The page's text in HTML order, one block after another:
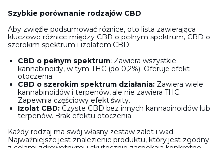
Szybkie porównanie rodzajów CBD
Aby zwięźle podsumować różnice, oto lista zawierająca
kluczowe różnice między CBD o pełnym spektrum, CBD o
szerokim spektrum i izolatem CBD:
CBD o pełnym spektrum: Zawiera wszystkie
kannabinoidy, w tym THC (do 0,2%). Oferuje efekt
otoczenia.
CBD o szerokim spektrum działania: Zawiera wiele
kannabinoidów i terpenów, ale nie zawiera THC.
Zapewnia częściowy efekt świty.
Izolat CBD: Czyste CBD bez innych kannabinoidów lub
terpenów. Brak efektu otoczenia.
Każdy rodzaj ma swój własny zestaw zalet i wad.
Najważniejsze jest znalezienie produktu, który jest zgodny